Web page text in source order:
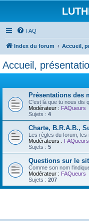
FAQ
Index du forum Accueil,
Accueil,
Présentations des
C'est là que tu nous dis
Modérateur : FAQueurs
Sujets : 4
Charte, B.R.A.B.,
Les règles du forum, les
Modérateurs : FAQueurs
Sujets : 5
Questions sur le
Comme son nom
Modérateur : FAQueurs
Sujets : 207